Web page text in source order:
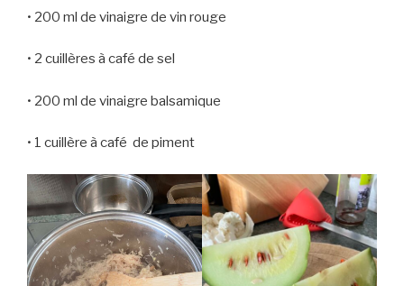
• 200 ml de vinaigre de vin rouge
• 2 cuillères à café de sel
• 200 ml de vinaigre balsamique
• 1 cuillère à café de piment